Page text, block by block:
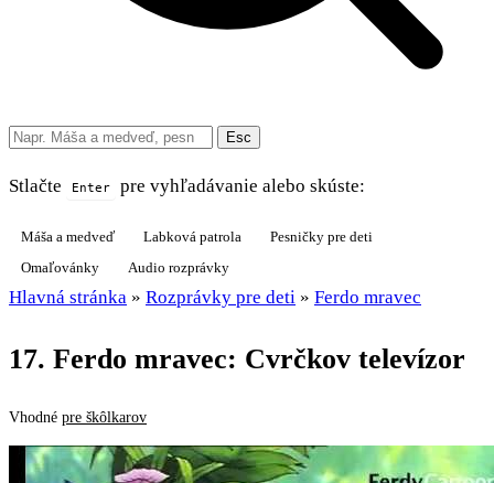
Esc
Stlačte Enter pre vyhľadávanie alebo skúste:
Máša a medveď Labková patrola
Pesničky pre deti
Omaľovánky
Audio rozprávky
Hlavná stránka » Rozprávky pre deti » Ferdo mravec
17. Ferdo mravec: Cvrčkov televízor
Vhodné pre škôlkarov